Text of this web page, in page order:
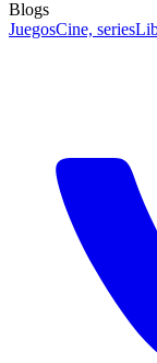
Blogs
JuegosCine, series